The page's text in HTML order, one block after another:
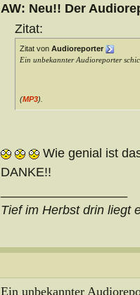
AW: Neu!! Der
Zitat:
Zitat von Audioreporter
Ein unbekannter Audioreporter
(MP3)
Wie genial ist
DANKE!!
Tief im Herbst drin liegt
Ein unbekannter